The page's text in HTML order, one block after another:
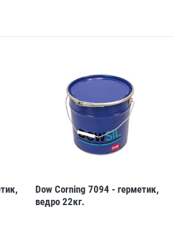
Dow Corning 7094 - герметик,
ведро 22кг.